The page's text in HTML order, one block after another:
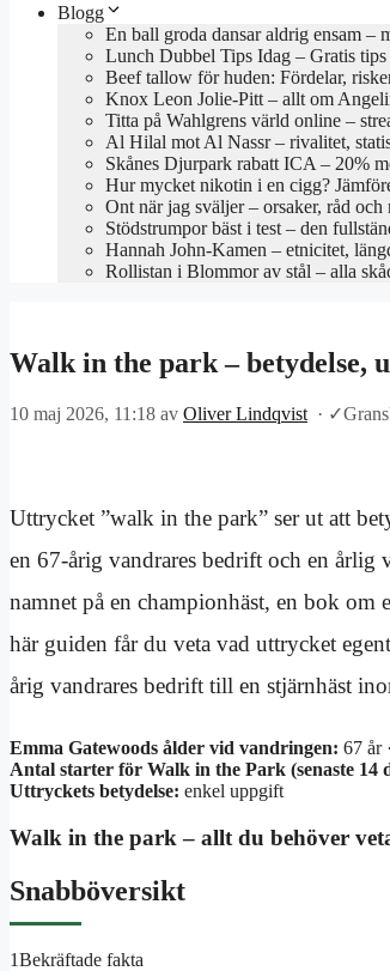
Blogg
En ball groda dansar aldrig ensam –
Lunch Dubbel Tips Idag – Gratis
Beef tallow för huden: Fördelar,
Knox Leon Jolie-Pitt – allt om
Titta på Wahlgrens värld online –
Al Hilal mot Al Nassr – rivalitet,
Skånes Djurpark rabatt ICA – 20%
Hur mycket nikotin i en cigg?
Ont när jag sväljer – orsaker, råd och
Stödstrumpor bäst i test – den
Hannah John-Kamen – etnicitet,
Rollistan i Blommor av stål – alla
Walk in the park – betydelse,
10 maj 2026, 11:18 av Oliver Lindqvist · ✓
Uttrycket ”walk in the park” ser ut att
en 67-årig vandrares bedrift och en årlig
namnet på en championhäst, en bok om
här guiden får du veta vad uttrycket
årig vandrares bedrift till en stjärnhäst
Emma Gatewoods ålder vid vandringen: 67 år ·
Antal starter för Walk in the Park (senaste 14
Uttryckets betydelse: enkel uppgift
Walk in the park – allt du behöver
Snabböversikt
1Bekräftade fakta